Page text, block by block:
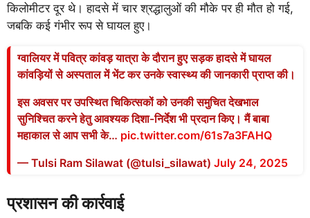
किलोमीटर दूर थे। हादसे में चार श्रद्धालुओं की मौके पर ही मौत हो गई,
जबकि कई गंभीर रूप से घायल हुए।
ग्वालियर में पवित्र कांवड़ यात्रा के दौरान हुए सड़क हादसे में घायल
कांवड़ियों से अस्पताल में भेंट कर उनके स्वास्थ्य की जानकारी प्राप्त की।
इस अवसर पर उपस्थित चिकित्सकों को उनकी समुचित देखभाल
सुनिश्चित करने हेतु आवश्यक दिशा-निर्देश भी प्रदान किए। मैं बाबा
महाकाल से आप सभी के… pic.twitter.com/61s7a3FAHQ
— Tulsi Ram Silawat (@tulsi_silawat) July 24, 2025
प्रशासन की कार्रवाई